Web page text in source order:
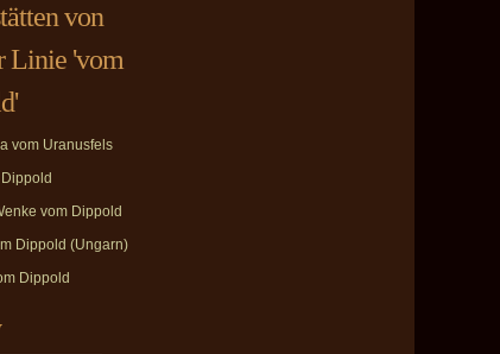
von
Linie 'vom
vom Uranusfels
vom Dippold
Dippold (Ungarn)
Dippold